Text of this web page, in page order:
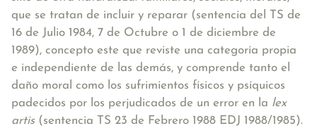
que se tratan de incluir y reparar (sentencia del TS de
16 de Julio 1984, 7 de Octubre o 1 de diciembre de
1989), concepto este que reviste una categoría propia
e independiente de las demás, y comprende tanto el
daño moral como los sufrimientos físicos y psíquicos
padecidos por los perjudicados de un error en la lex
artis(sentencia TS 23 de Febrero 1988 EDJ 1988/1985).